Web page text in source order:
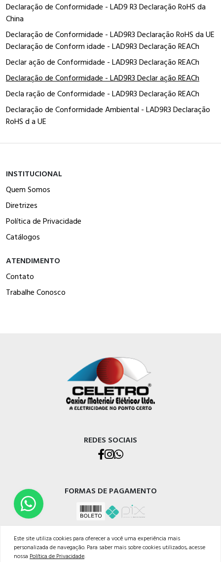
Declaração de Conformidade - LAD9 R3 Declaração RoHS da
China
Declaração de Conformidade - LAD9R3 Declaração RoHS da UE
Declaração de Conform idade - LAD9R3 Declaração REACh
Declar ação de Conformidade - LAD9R3 Declaração REACh
Declaração de Conformidade - LAD9R3 Declar ação REACh
Decla ração de Conformidade - LAD9R3 Declaração REACh
Declaração de Conformidade Ambiental - LAD9R3 Declaração
RoHS d a UE
INSTITUCIONAL
Quem Somos
Diretrizes
Política de Privacidade
Catálogos
ATENDIMENTO
Contato
Trabalhe Conosco
REDES SOCIAIS
FORMAS DE PAGAMENTO
Este site utiliza cookies para oferecer a você uma experiência mais
personalizada de navegação. Para saber mais sobre cookies utilizados, acesse
nossa Política de Privacidade.